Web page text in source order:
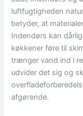
luftfugtigheden
betyder, at
Indendørs kan
køkkener føre til
trænger vand ind i
udvider det sig og
afgørende.